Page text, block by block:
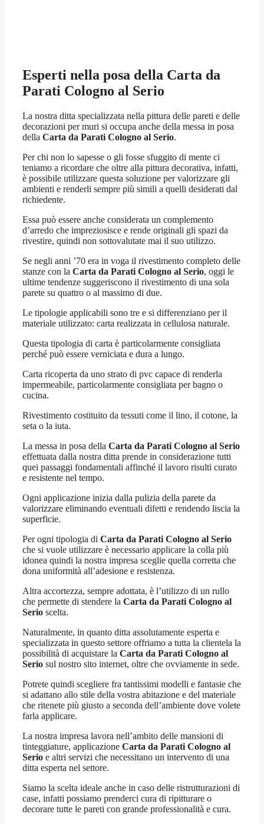
Esperti nella posa della Carta da
Parati Cologno al Serio
La nostra ditta specializzata nella pittura delle pareti e delle
decorazioni per muri si occupa anche della messa in posa
della Carta da Parati Cologno al Serio.
Per chi non lo sapesse o gli fosse sfuggito di mente ci
teniamo a ricordare che oltre alla pittura decorativa, infatti,
è possibile utilizzare questa soluzione per valorizzare gli
ambienti e renderli sempre più simili a quelli desiderati dal
richiedente.
Essa può essere anche considerata un complemento
d’arredo che impreziosisce e rende originali gli spazi da
rivestire, quindi non sottovalutate mai il suo utilizzo.
Se negli anni ’70 era in voga il rivestimento completo delle
stanze con la Carta da Parati Cologno al Serio, oggi le
ultime tendenze suggeriscono il rivestimento di una sola
parete su quattro o al massimo di due.
Le tipologie applicabili sono tre e si differenziano per il
materiale utilizzato: carta realizzata in cellulosa naturale.
Questa tipologia di carta è particolarmente consigliata
perché può essere verniciata e dura a lungo.
Carta ricoperta da uno strato di pvc capace di renderla
impermeabile, particolarmente consigliata per bagno o
cucina.
Rivestimento costituito da tessuti come il lino, il cotone, la
seta o la iuta.
La messa in posa della Carta da Parati Cologno al Serio
effettuata dalla nostra ditta prende in considerazione tutti
quei passaggi fondamentali affinché il lavoro risulti curato
e resistente nel tempo.
Ogni applicazione inizia dalla pulizia della parete da
valorizzare eliminando eventuali difetti e rendendo liscia la
superficie.
Per ogni tipologia di Carta da Parati Cologno al Serio
che si vuole utilizzare è necessario applicare la colla più
idonea quindi la nostra impresa sceglie quella corretta che
dona uniformità all’adesione e resistenza.
Altra accortezza, sempre adottata, è l’utilizzo di un rullo
che permette di stendere la Carta da Parati Cologno al
Serio scelta.
Naturalmente, in quanto ditta assolutamente esperta e
specializzata in questo settore offriamo a tutta la clientela la
possibilità di acquistare la Carta da Parati Cologno al
Serio sul nostro sito internet, oltre che ovviamente in sede.
Potrete quindi scegliere fra tantissimi modelli e fantasie che
si adattano allo stile della vostra abitazione e del materiale
che ritenete più giusto a seconda dell’ambiente dove volete
farla applicare.
La nostra impresa lavora nell’ambito delle mansioni di
tinteggiature, applicazione Carta da Parati Cologno al
Serio e altri servizi che necessitano un intervento di una
ditta esperta nel settore.
Siamo la scelta ideale anche in caso delle ristrutturazioni di
case, infatti possiamo prenderci cura di ripitturare o
decorare tutte le pareti con grande professionalità e cura.